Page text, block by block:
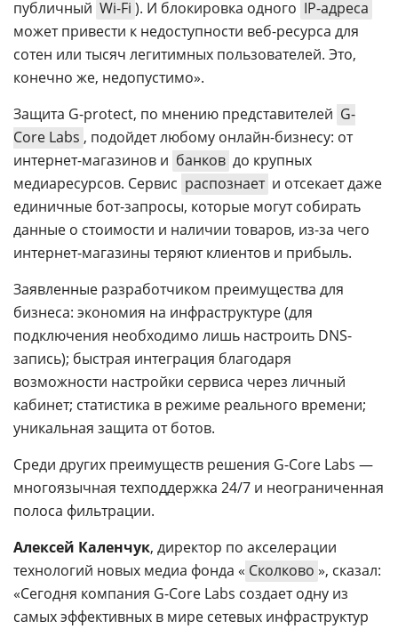
публичный Wi-Fi ). И блокировка одного IP-адреса
может привести к недоступности веб-ресурса для
сотен или тысяч легитимных пользователей. Это,
конечно же, недопустимо».
Защита G-protect, по мнению представителей G-
Core Labs , подойдет любому онлайн-бизнесу: от
интернет-магазинов и банков до крупных
медиаресурсов. Сервис распознает и отсекает даже
единичные бот-запросы, которые могут собирать
данные о стоимости и наличии товаров, из-за чего
интернет-магазины теряют клиентов и прибыль.
Заявленные разработчиком преимущества для
бизнеса: экономия на инфраструктуре (для
подключения необходимо лишь настроить DNS-
запись); быстрая интеграция благодаря
возможности настройки сервиса через личный
кабинет; статистика в режиме реального времени;
уникальная защита от ботов.
Среди других преимуществ решения G-Core Labs —
многоязычная техподдержка 24/7 и неограниченная
полоса фильтрации.
Алексей Каленчук, директор по акселерации
технологий новых медиа фонда « Сколково », сказал:
«Сегодня компания G-Core Labs создает одну из
самых эффективных в мире сетевых инфраструктур